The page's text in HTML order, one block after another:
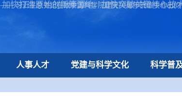
—— 习近平总书记在致中国科学院建院70周年贺信中作出的
人事人才 党建与科学文化 科学普